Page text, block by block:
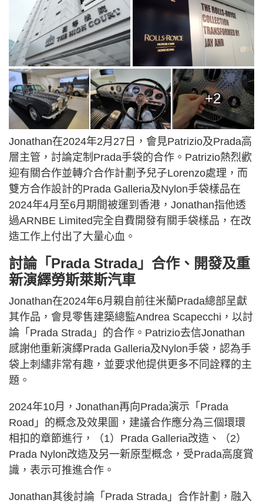
+2
Jonathan在2024年2月27日，會見Patrizio及Prada高
層主管，討論定制Prada手袋的合作。Patrizio熱烈歡
迎有關合作並轉介合作計劃予兒子Lorenzo處理，而
雙方合作設計的Prada Galleria及Nylon手袋樣品在
2024年4月至6月期間被運到香港，Jonathan指他透
過ARNBE Limited完全自費開發有關手袋樣品，在改
造工作上付出了大量心血。
討論「Prada Strada」合作、開發及重
新演繹勞斯萊斯汽車
Jonathan在2024年6月親自前往米蘭Prada總部呈獻
其作品，會見零售建築總監Andrea Scapecchi，以討
論「Prada Strada」的合作。Patrizio去信Jonathan
感謝他重新演繹Prada Galleria及Nylon手袋，認為手
袋上刺繡非常有趣，並要求他提供更多不同詮釋的主
題。
2024年10月，Jonathan再向Prada演示「Prada
Road」的概念及效果圖，建議合作應分為三個環環
相扣的章節進行，（1）Prada Galleria改造、（2）
Prada Nylon改造及另一新原型概念，受Prada高度賞
識，表示可推進合作。
Jonathan其後討論「Prada Strada」合作計劃，融入